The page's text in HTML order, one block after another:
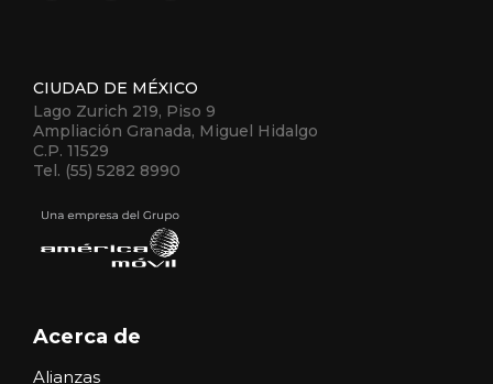
CIUDAD DE MÉXICO
Lago Zurich 219, Piso 9
Ampliación Granada, Miguel Hidalgo
C.P. 11529
Tel. (55) 5282 8990
Acerca de
Alianzas